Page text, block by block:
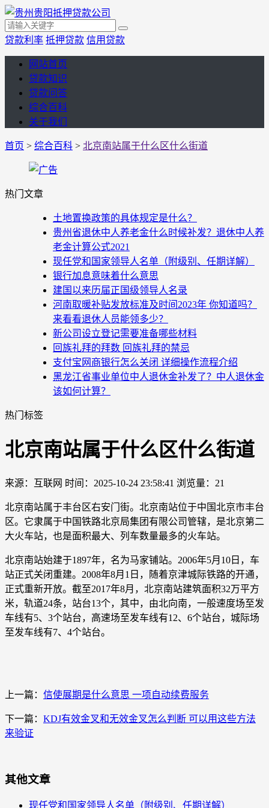
贷款利率 抵押贷款 信用贷款
网站首页
贷款知识
贷款问答
综合百科
关于我们
首页 > 综合百科 > 北京南站属于什么区什么街道
热门文章
土地置换政策的具体规定是什么？
贵州省退休中人养老金什么时候补发？退休中人养
老金计算公式2021
现任党和国家领导人名单（附级别、任期详解）
银行加息意味着什么意思
建国以来历届正国级领导人名录
河南取暖补贴发放标准及时间2023年 你知道吗？
来看看退休人员能领多少？
新公司设立登记需要准备哪些材料
回族礼拜的拜数 回族礼拜的禁忌
支付宝网商银行怎么关闭 详细操作流程介绍
黑龙江省事业单位中人退休金补发了？中人退休金
该如何计算？
热门标签
北京南站属于什么区什么街道
来源：互联网 时间：2025-10-24 23:58:41 浏览量：21
北京南站属于丰台区右安门街。北京南站位于中国北京市丰台
区。它隶属于中国铁路北京局集团有限公司管辖，是北京第二
大火车站，也是面积最大、列车数量最多的火车站。
北京南站始建于1897年，名为马家铺站。2006年5月10日，车
站正式关闭重建。2008年8月1日，随着京津城际铁路的开通，
正式重新开放。截至2017年8月，北京南站建筑面积32万平方
米，轨道24条，站台13个，其中，由北向南，一般速度场至发
车线有5、3个站台，高速场至发车线有12、6个站台，城际场
至发车线有7、4个站台。
上一篇： 信使展期是什么意思 一项自动续费服务
下一篇： KDJ有效金叉和无效金叉怎么判断 可以用这些方法
来验证
其他文章
现任党和国家领导人名单（附级别、任期详解）